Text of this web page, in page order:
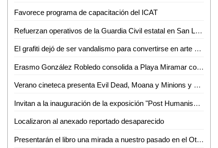
Favorece programa de capacitación del ICAT
Refuerzan operativos de la Guardia Civil estatal en San Luis Potosí
El grafiti dejó de ser vandalismo para convertirse en arte urbano
Erasmo González Robledo consolida a Playa Miramar como referente nacional e internacional con el izamiento Blue Flag 2026-2027
Verano cineteca presenta Evil Dead, Moana y Minions y monstruos
Invitan a la inauguración de la exposición "Post Humanism" eros y thanatos, de Ennio Castellano
Localizaron al anexado reportado desaparecido
Presentarán el libro una mirada a nuestro pasado en el Othoniano